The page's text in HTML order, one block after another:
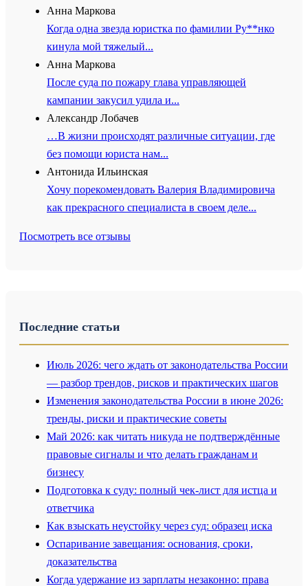
Анна Маркова
Когда одна звезда юристка по фамилии Ру**нко
кинула мой тяжелый...
Анна Маркова
После суда по пожару глава управляющей
кампании закусил удила и...
Александр Лобачев
…В жизни происходят различные ситуации, где
без помощи юриста нам...
Антонида Ильинская
Хочу порекомендовать Валерия Владимировича
как прекрасного специалиста в своем деле...
Посмотреть все отзывы
Последние статьи
Июль 2026: чего ждать от законодательства России
— разбор трендов, рисков и практических шагов
Изменения законодательства России в июне 2026:
тренды, риски и практические советы
Май 2026: как читать никуда не подтверждённые
правовые сигналы и что делать гражданам и
бизнесу
Подготовка к суду: полный чек-лист для истца и
ответчика
Как взыскать неустойку через суд: образец иска
Оспаривание завещания: основания, сроки,
доказательства
Когда удержание из зарплаты незаконно: права